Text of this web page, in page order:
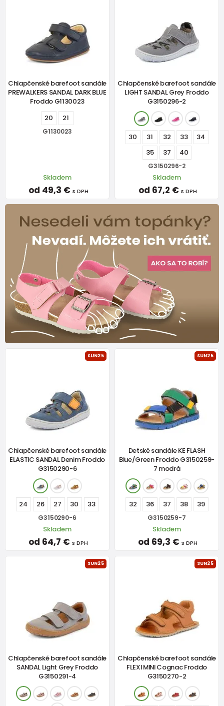
Chlapčenské barefoot sandále
PREWALKERS SANDAL DARK BLUE
Froddo G1130023
20
21
G1130023
Skladem
od 49,3 € s DPH
Chlapčenské barefoot sandále
LIGHT SANDAL Grey Froddo
G3150296-2
30 31 32 33
34
35
37 40
G3150296-2
Skladem
od 67,2 € s DPH
SUN25
Chlapčenské barefoot sandále
ELASTIC SANDAL Denim Froddo
G3150290-6
24 26 27 30 33
G3150290-6
Skladem
od 64,7 € s DPH
SUN25
Detské sandále KE FLASH
Blue/Green Froddo G3150259-
7 modrá
32 36 37 38 39
G3150259-7
Skladem
od 69,3 € s DPH
SUN25
Chlapčenské barefoot sandále
SANDAL Light Grey Froddo
G3150291-4
SUN25
Chlapčenské barefoot sandále
FLEXI MINI Cognac Froddo
G3150270-2